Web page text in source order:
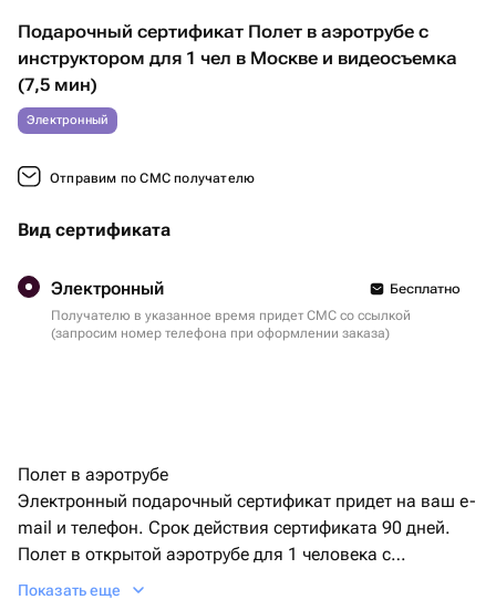
Подарочный сертификат Полет в аэротрубе с
инструктором для 1 чел в Москве и видеосъемка
(7,5 мин)
Электронный
Отправим по СМС получателю
Вид сертификата
Электронный
Бесплатно
Получателю в указанное время придет СМС со ссылкой
(запросим номер телефона при оформлении заказа)
Полет в аэротрубе
Электронный подарочный сертификат придет на ваш e-
mail и телефон. Срок действия сертификата 90 дней.
Полет в открытой аэротрубе для 1 человека с
инструктором.
Показать еще